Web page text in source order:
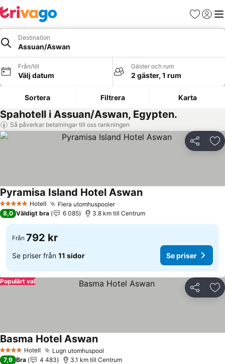
Favoriter
Logga
Destination
Assuan/Aswan
Från/till
Välj datum
Gäster och rum
2 gäster, 1 rum
Sortera Filtrera Karta
Spahotell i Assuan/Aswan, Egypten.
Så påverkar betalningar till oss rankningen
Dela
5 Stjärnor Hotell Flera utomhuspoolerSe priser
Pyramisa Island Hotel AswanSe priser
8,0 Väldigt bra 6 085 3.8 km till Centrum
Från 792 kr
Se priser från 11 sidor Se priser
Dela
Populärt val
4 StjärnorHotell Lugn utomhuspool
Basma Hotel AswanSe priser
7,9 Bra 4 483 3.1 km till Centrum